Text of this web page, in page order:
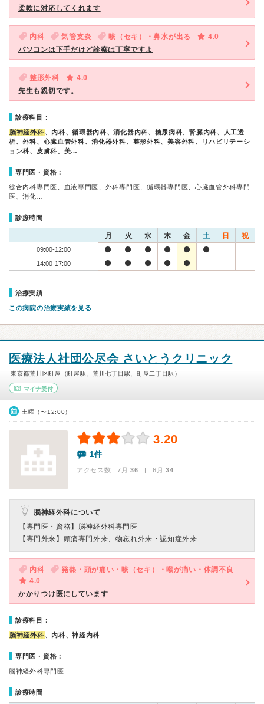
柔軟に対応してくれます
内科 気管支炎 咳（セキ）・鼻水が出る
4.0
パソコンは下手だけど診察は丁寧ですよ
整形外科
4.0
先生も親切です。
診療科目：
脳神経外科 、内科、循環器内科、消化器内科、糖尿病科、腎臓内科、人工透
析、外科、心臓血管外科、消化器外科、整形外科、美容外科、リハビリテーシ
ョン科、皮膚科、美…
専門医・資格：
総合内科専門医、血液専門医、外科専門医、循環器専門医、心臓血管外科専門
医、消化…
診療時間
月 火 水 木 金 土 日 祝
09:00-12:00
14:00-17:00
治療実績
この病院の治療実績を見る
医療法人社団公尽会 さいとうクリニック
東京都荒川区町屋（町屋駅、荒川七丁目駅、町屋二丁目駅）
マイナ受付
土曜（〜12:00）
3.20
1件
アクセス数 7月:36 | 6月:34
脳神経外科について
【専門医・資格】 脳神経外科専門医
【専門外来】 頭痛専門外来、物忘れ外来・認知症外来
内科
発熱・頭が痛い・咳（セキ）・喉が痛い・体調不良
4.0
かかりつけ医にしています
診療科目：
脳神経外科 、内科、神経内科
専門医・資格：
脳神経外科専門医
診療時間